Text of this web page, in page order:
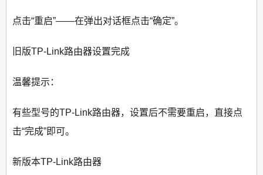
点击“重启”——在弹出对话框点击“确定”。
旧版TP-Link路由器设置完成
温馨提示：
有些型号的TP-Link路由器，设置后不需要重启，直接点
击“完成”即可。
新版本TP-Link路由器